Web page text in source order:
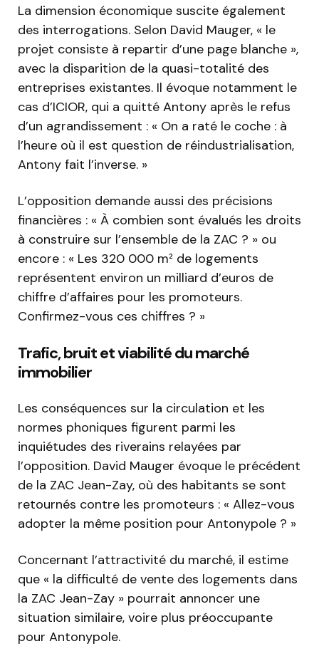
La dimension économique suscite également
des interrogations. Selon David Mauger, « le
projet consiste à repartir d’une page blanche »,
avec la disparition de la quasi-totalité des
entreprises existantes. Il évoque notamment le
cas d’ICIOR, qui a quitté Antony après le refus
d’un agrandissement : « On a raté le coche : à
l’heure où il est question de réindustrialisation,
Antony fait l’inverse. »
L’opposition demande aussi des précisions
financières : « À combien sont évalués les droits
à construire sur l’ensemble de la ZAC ? » ou
encore : « Les 320 000 m² de logements
représentent environ un milliard d’euros de
chiffre d’affaires pour les promoteurs.
Confirmez-vous ces chiffres ? »
Trafic, bruit et viabilité du marché
immobilier
Les conséquences sur la circulation et les
normes phoniques figurent parmi les
inquiétudes des riverains relayées par
l’opposition. David Mauger évoque le précédent
de la ZAC Jean-Zay, où des habitants se sont
retournés contre les promoteurs : « Allez-vous
adopter la même position pour Antonypole ? »
Concernant l’attractivité du marché, il estime
que « la difficulté de vente des logements dans
la ZAC Jean-Zay » pourrait annoncer une
situation similaire, voire plus préoccupante
pour Antonypole.